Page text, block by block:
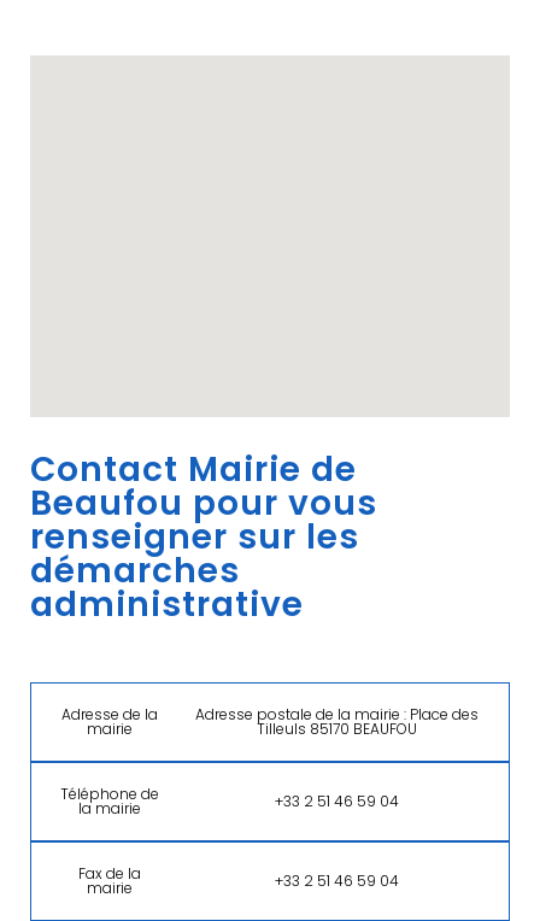
Contact Mairie de
Beaufou pour vous
renseigner sur les
démarches
administrative
Adresse de la
mairie
Adresse postale de la mairie : Place des
Tilleuls 85170 BEAUFOU
Téléphone de
la mairie +33 2 51 46 59 04
Fax de la
mairie +33 2 51 46 59 04